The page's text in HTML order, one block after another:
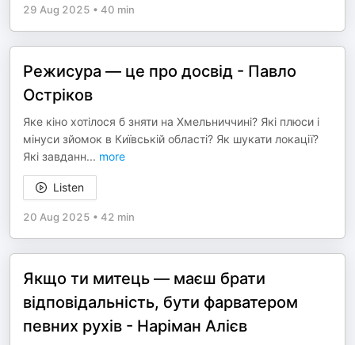
29 Aug 2025 • 40 min
Режисура — це про досвід - Павло
Остріков
Яке кіно хотілося б зняти на Хмельниччині? Які плюси і
мінуси зйомок в Київській області? Як шукати локації?
Які завданн... more
Listen
20 Aug 2025 • 42 min
Якщо ти митець — маєш брати
відповідальність, бути фарватером
певних рухів - Наріман Алієв